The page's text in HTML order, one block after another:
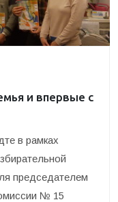
и впервые с
в рамках
председателем
№ 15